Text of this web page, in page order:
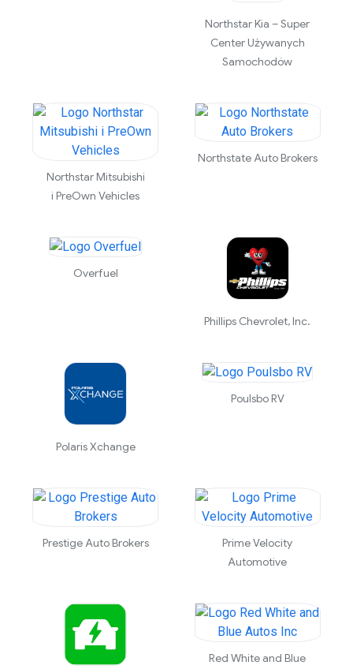
Northstar Kia – Super
Center Używanych
Samochodów
Northstar Mitsubishi
i PreOwn Vehicles
Northstate Auto Brokers
Overfuel
Phillips Chevrolet, Inc.
Polaris Xchange
Poulsbo RV
Prestige Auto Brokers
Prime Velocity
Automotive
Red White and Blue